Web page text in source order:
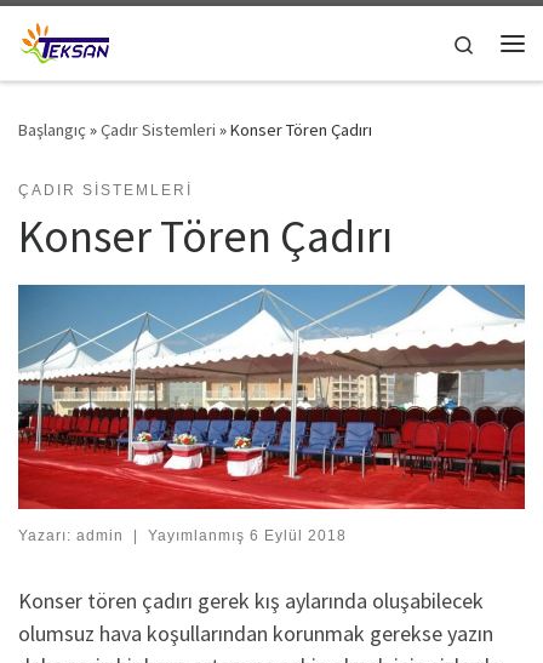
Skip to content
Search
Başlangıç »Çadır Sistemleri »Konser Tören Çadırı
ÇADIR SISTEMLERI
Konser Tören Çadırı
Yazarı: admin | Yayımlanmış 6 Eylül 2018
Konser tören çadırı gerek kış aylarında oluşabilecek
olumsuz hava koşullarından korunmak gerekse yazın